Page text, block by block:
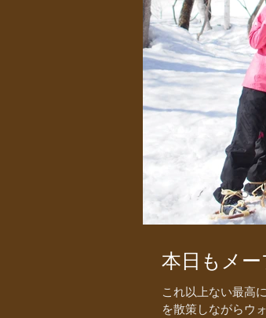
本日もメ
これ以上ない最高
を散策しながらウ